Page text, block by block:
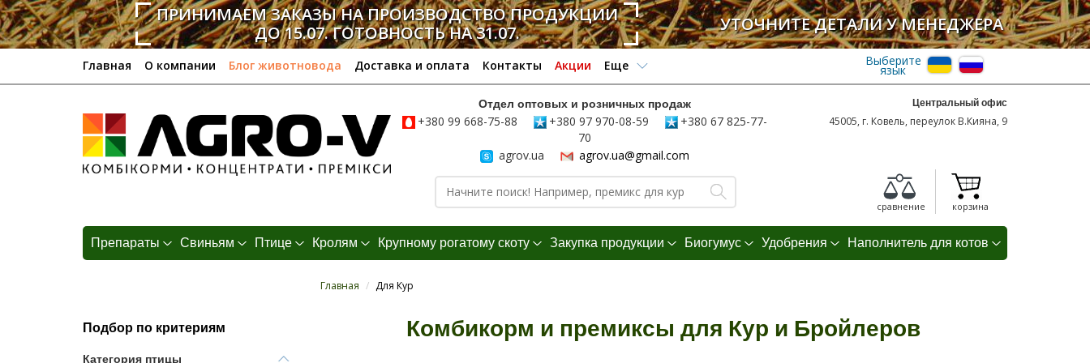
ПРИНИМАЕМ ЗАКАЗЫ НА ПРОИЗВОДСТВО ПРОДУКЦИИ
ДО 15.07. ГОТОВНОСТЬ НА 31.07.
УТОЧНИТЕ ДЕТАЛИ У МЕНЕДЖЕРА
Главная О компании Блог животновода Доставка и оплата Контакты Акции Еще Выберите
язык
Отдел оптовых и розничных продаж
+380 99 668-75-88
+380 97 970-08-59
+380 67 825-77-
70
agrov.ua
agrov.ua@gmail.com
Центральный офис
45005, г. Ковель, переулок В.Кияна, 9
сравнение корзина
Препараты Свиньям Птице Кролям Крупному рогатому скоту Закупка продукции Биогумус Удобрения Наполнитель для котов
Подбор по критериям
Категория птицы
Главная / Для Кур
Комбикорм и премиксы для Кур и Бройлеров